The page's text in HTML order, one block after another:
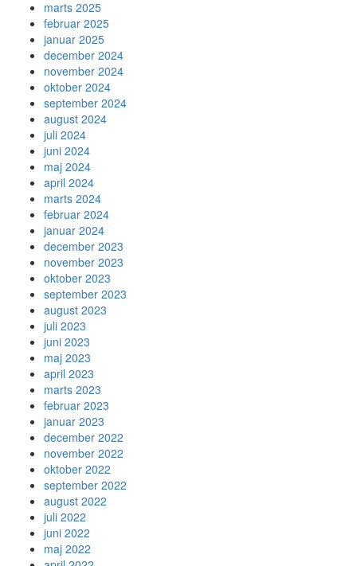
marts 2025
februar 2025
januar 2025
december 2024
november 2024
oktober 2024
september 2024
august 2024
juli 2024
juni 2024
maj 2024
april 2024
marts 2024
februar 2024
januar 2024
december 2023
november 2023
oktober 2023
september 2023
august 2023
juli 2023
juni 2023
maj 2023
april 2023
marts 2023
februar 2023
januar 2023
december 2022
november 2022
oktober 2022
september 2022
august 2022
juli 2022
juni 2022
maj 2022